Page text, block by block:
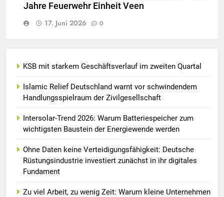
Jahre Feuerwehr Einheit Veen
17. Juni 2026
0
KSB mit starkem Geschäftsverlauf im zweiten Quartal
Islamic Relief Deutschland warnt vor schwindendem
Handlungsspielraum der Zivilgesellschaft
Intersolar-Trend 2026: Warum Batteriespeicher zum
wichtigsten Baustein der Energiewende werden
Ohne Daten keine Verteidigungsfähigkeit: Deutsche
Rüstungsindustrie investiert zunächst in ihr digitales
Fundament
Zu viel Arbeit, zu wenig Zeit: Warum kleine Unternehmen